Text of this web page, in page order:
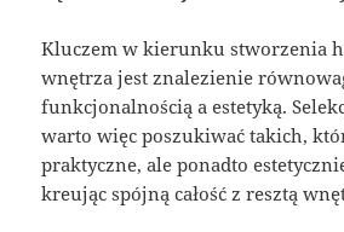
Kluczem w kierunku stworzenia
wnętrza jest znalezienie
funkcjonalnością a estetyką.
warto więc poszukiwać takich,
praktyczne, ale ponadto
kreując spójną całość z resztą